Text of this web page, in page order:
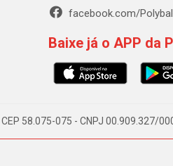
facebook.com/
Baixe já o APP da
58.075-075 - CNPJ 00.909.327/